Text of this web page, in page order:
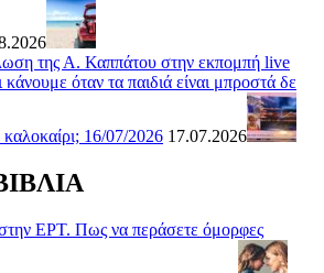
της Α. Καππάτου στην εκπομπή live
όταν τα παιδιά είναι μπροστά δε
καλοκαίρι; 16/07/2026 17.07.2026
ΕΡΤ. Πως να περάσετε όμορφες